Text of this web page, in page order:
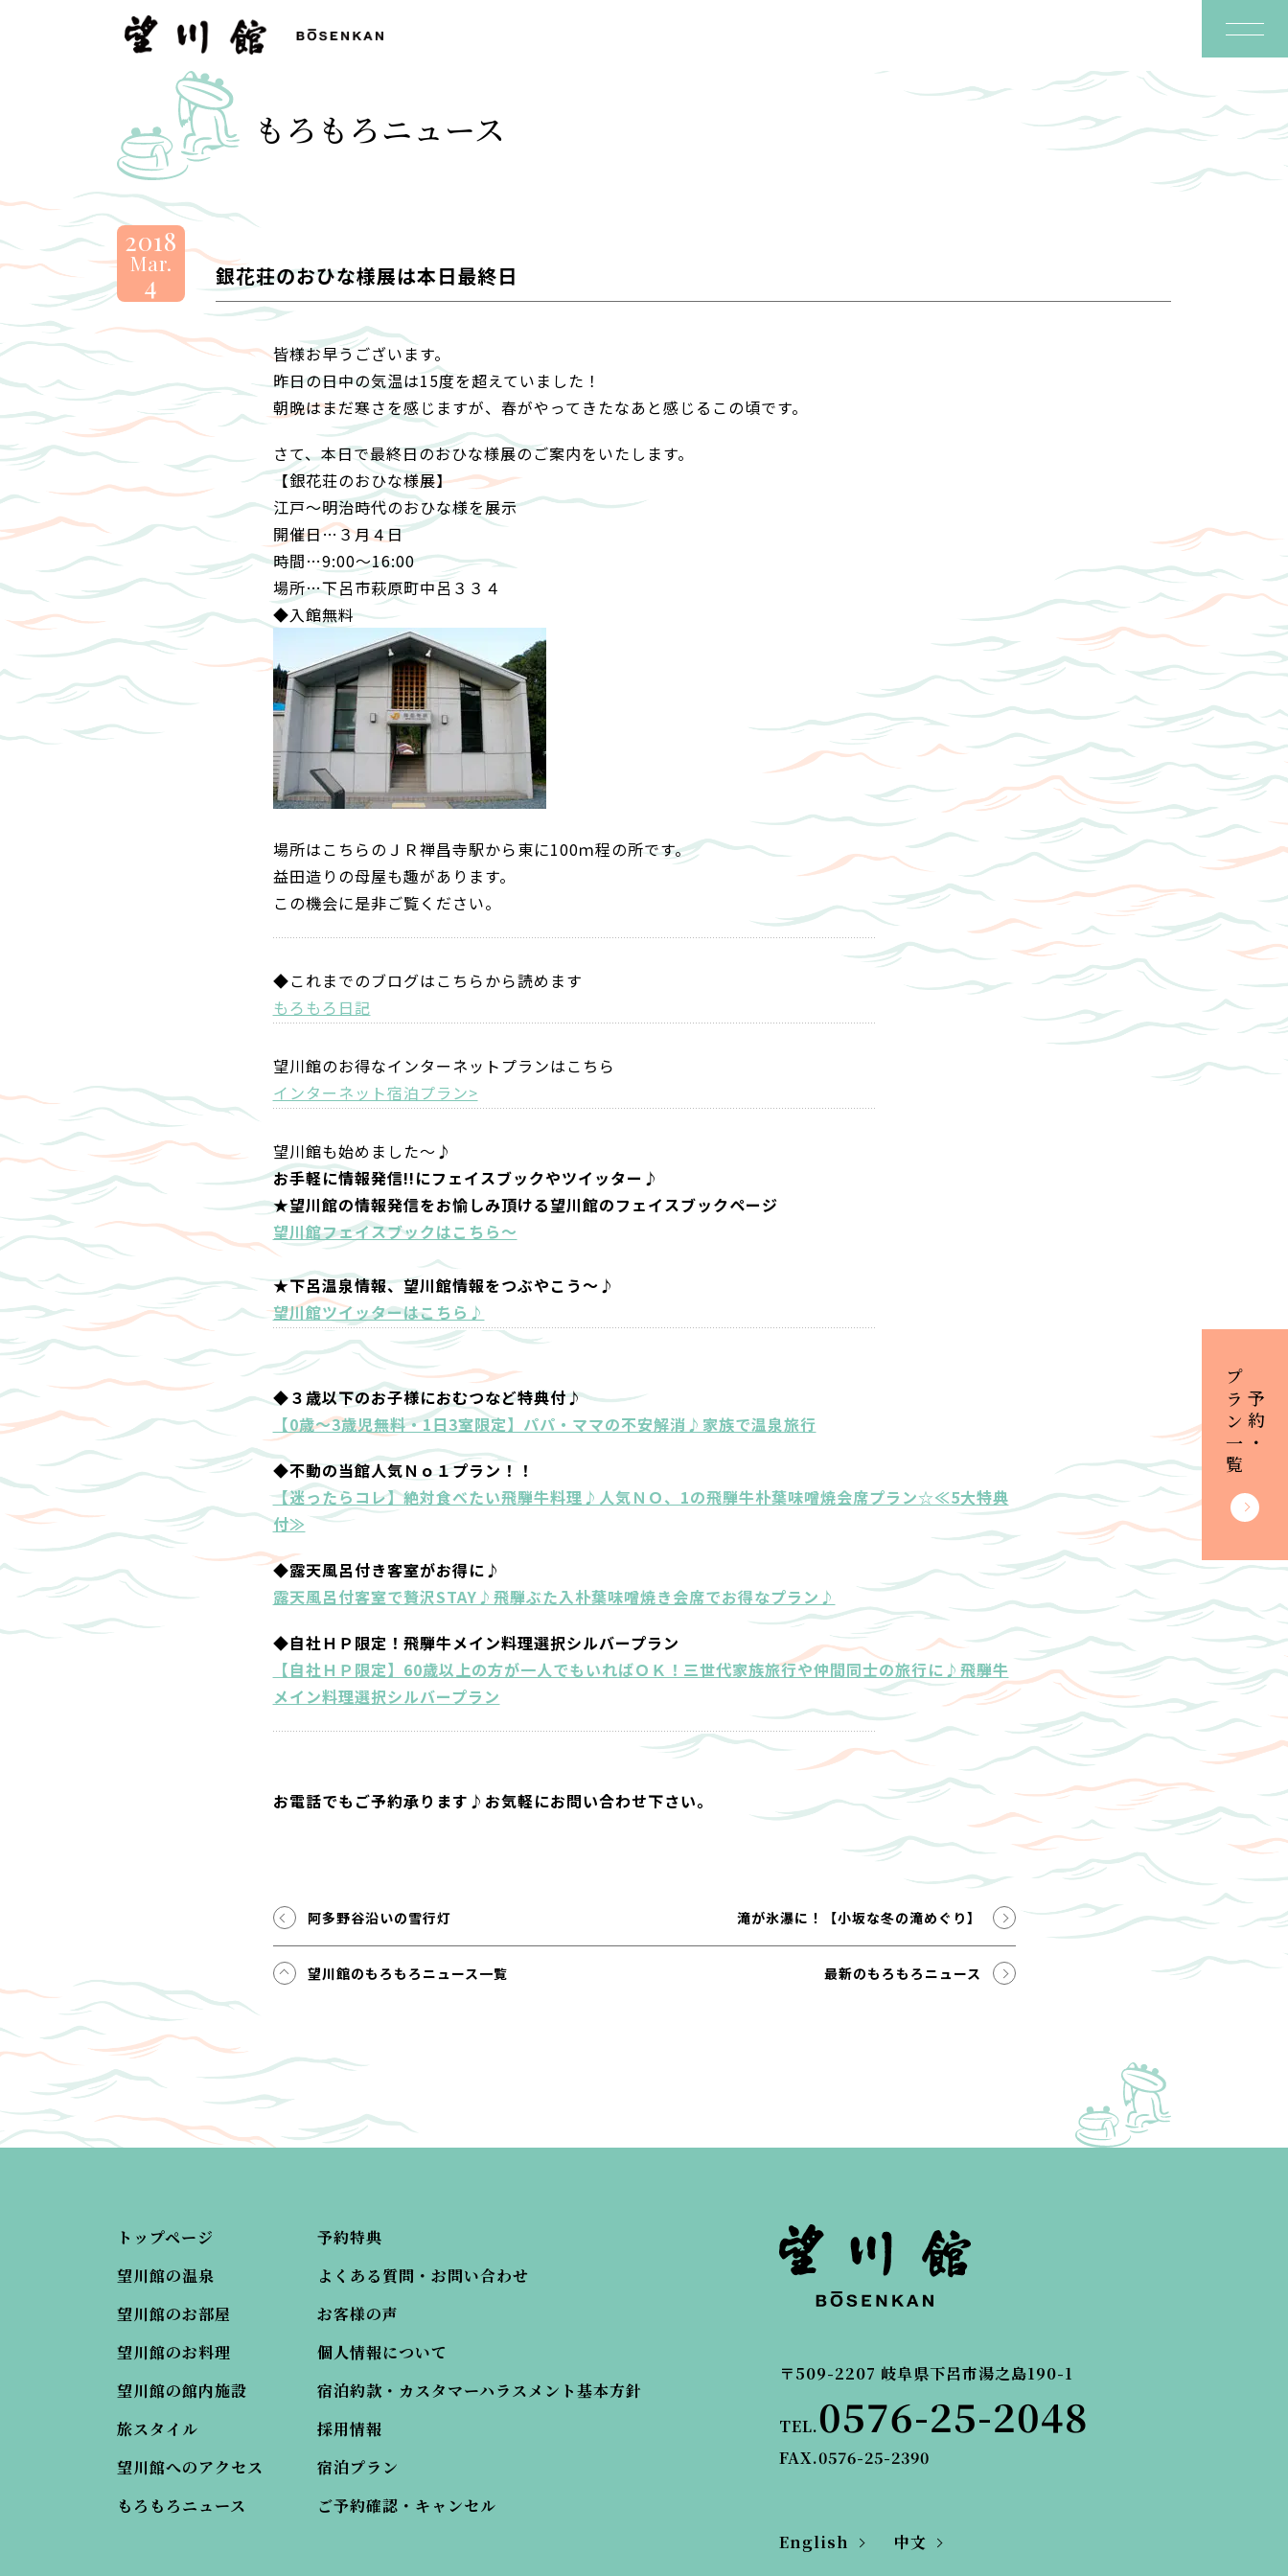
望
川
BOSENKAN
ご予約・
プラン一覧
もろもろニュース
2018
Mar.
4 銀花荘のおひな様展は本日最終日
皆様お早うございます。
昨日の日中の気温は15度を超えていました！
朝晩はまだ寒さを感じますが、春がやってきたなあと感じるこの頃です。
さて、本日で最終日のおひな様展のご案内をいたします。
【銀花荘のおひな様展】
江戸～明治時代のおひな様を展示
開催日…３月４日
時間…9:00～16:00
場所…下呂市萩原町中呂３３４
◆入館無料
場所はこちらのＪＲ禅昌寺駅から東に100ｍ程の所です。
益田造りの母屋も趣があります。
この機会に是非ご覧ください。
◆これまでのブログはこちらから読めます
もろもろ日記
望川館のお得なインターネットプランはこちら
インターネット宿泊プラン>
望川館も始めました～♪
お手軽に情報発信!!にフェイスブックやツイッター♪
★望川館の情報発信をお愉しみ頂ける望川館のフェイスブックページ
望川館フェイスブックはこちら～
★下呂温泉情報、望川館情報をつぶやこう～♪
望川館ツイッターはこちら♪
◆３歳以下のお子様におむつなど特典付♪
【0歳～3歳児無料・1日3室限定】パパ・ママの不安解消♪家族で温泉旅行
◆不動の当館人気Ｎｏ１プラン！！
【迷ったらコレ】絶対食べたい飛騨牛料理♪人気ＮＯ、1の飛騨牛朴葉味噌焼会席プラン☆≪5大特典
付≫
◆露天風呂付き客室がお得に♪
露天風呂付客室で贅沢STAY♪飛騨ぶた入朴葉味噌焼き会席でお得なプラン♪
◆自社ＨＰ限定！飛騨牛メイン料理選択シルバープラン
【自社ＨＰ限定】60歳以上の方が一人でもいればＯＫ！三世代家族旅行や仲間同士の旅行に♪飛騨牛
メイン料理選択シルバープラン
お電話でもご予約承ります♪お気軽にお問い合わせ下さい。
阿多野谷沿いの雪行灯 滝が氷瀑に！【小坂な冬の滝めぐり】
望川館のもろもろニュース一覧 最新のもろもろニュース
トップページ
望川館の温泉
望川館のお部屋
望川館のお料理
望川館の館内施設
旅スタイル
望川館へのアクセス
もろもろニュース
予約特典
よくある質問・お問い合わせ
お客様の声
個人情報について
宿泊約款・カスタマーハラスメント基本方針
採用情報
宿泊プラン
ご予約確認・キャンセル
〒509-2207 岐阜県下呂市湯之島190-1
TEL.0576-25-2048
FAX.0576-25-2390
English 中文